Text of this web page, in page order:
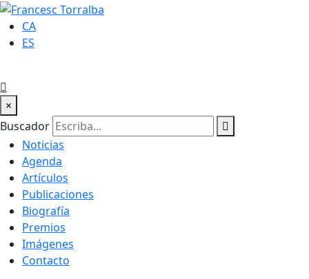
CA
ES
×
Buscador
Noticias
Agenda
Artículos
Publicaciones
Biografía
Premios
Imágenes
Contacto